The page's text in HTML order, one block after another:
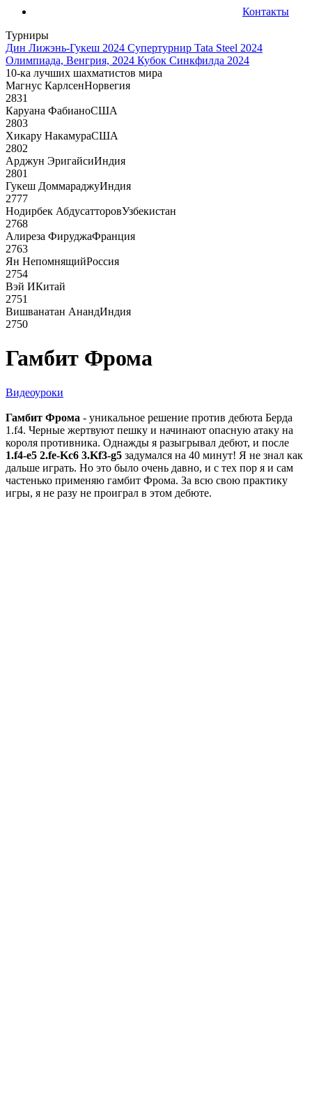
Контакты
Турниры
Дин Лижэнь-Гукеш 2024 Супертурнир Tata Steel 2024
Олимпиада, Венгрия, 2024 Кубок Синкфилда 2024
10-ка лучших шахматистов мира
Магнус КарлсенНорвегия
2831
Каруана ФабианоСША
2803
Хикару НакамураСША
2802
Арджун ЭригайсиИндия
2801
Гукеш ДоммараджуИндия
2777
Нодирбек АбдусатторовУзбекистан
2768
Алиреза ФируджаФранция
2763
Ян НепомнящийРоссия
2754
Вэй ИКитай
2751
Вишванатан АнандИндия
2750
Гамбит Фрома
Видеоуроки
Гамбит Фрома - уникальное решение против дебюта Берда
1.f4. Черные жертвуют пешку и начинают опасную атаку на
короля противника. Однажды я разыгрывал дебют, и после
1.f4-e5 2.fe-Kc6 3.Kf3-g5 задумался на 40 минут! Я не знал как
дальше играть. Но это было очень давно, и с тех пор я и сам
частенько применяю гамбит Фрома. За всю свою практику
игры, я не разу не проиграл в этом дебюте.